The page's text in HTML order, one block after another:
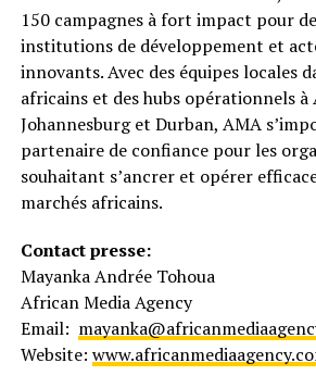
150 campagnes à fort impact pour
institutions de développement et
innovants. Avec des équipes locales
africains et des hubs opérationnels à
Johannesburg et Durban, AMA
partenaire de confiance pour les
souhaitant s’ancrer et opérer
marchés africains.
Contact presse:
Mayanka Andrée Tohoua
African Media Agency
Email:
Website: